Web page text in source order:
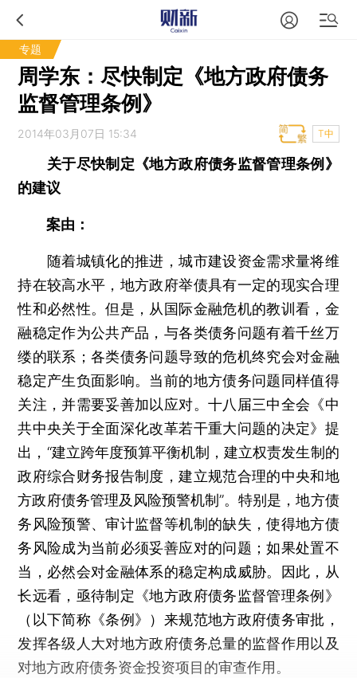
专题
周学东：尽快制定《地方政府债务
监督管理条例》
2014年03月07日 15:34 T中
关于尽快制定《地方政府债务监督管理条例》
的建议
案由：
随着城镇化的推进，城市建设资金需求量将维
持在较高水平，地方政府举债具有一定的现实合理
性和必然性。但是，从国际金融危机的教训看，金
融稳定作为公共产品，与各类债务问题有着千丝万
缕的联系；各类债务问题导致的危机终究会对金融
稳定产生负面影响。当前的地方债务问题同样值得
关注，并需要妥善加以应对。十八届三中全会《中
共中央关于全面深化改革若干重大问题的决定》提
出，“建立跨年度预算平衡机制，建立权责发生制的
政府综合财务报告制度，建立规范合理的中央和地
方政府债务管理及风险预警机制”。特别是，地方债
务风险预警、审计监督等机制的缺失，使得地方债
务风险成为当前必须妥善应对的问题；如果处置不
当，必然会对金融体系的稳定构成威胁。因此，从
长远看，亟待制定《地方政府债务监督管理条例》
（以下简称《条例》）来规范地方政府债务审批，
发挥各级人大对地方政府债务总量的监督作用以及
对地方政府债务资金投资项目的审查作用。